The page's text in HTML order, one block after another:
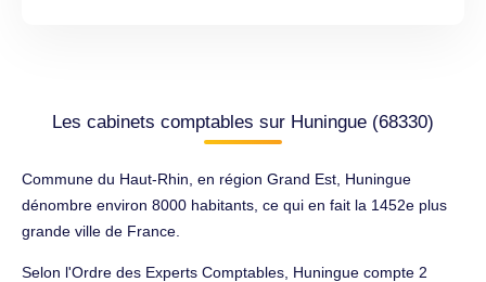
Les cabinets comptables sur Huningue (68330)
Commune du Haut-Rhin, en région Grand Est, Huningue
dénombre environ 8000 habitants, ce qui en fait la 1452e plus
grande ville de France.
Selon l'Ordre des Experts Comptables, Huningue compte 2